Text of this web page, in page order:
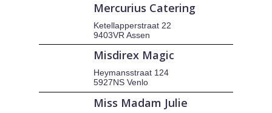
Mercurius Catering
Ketellapperstraat 22
9403VR Assen
Misdirex Magic
Heymansstraat 124
5927NS Venlo
Miss Madam Julie